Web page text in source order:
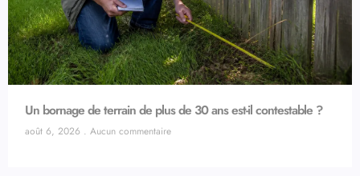
Un bornage de terrain de plus de 30 ans est-il contestable ?
août 6, 2026 Aucun commentaire